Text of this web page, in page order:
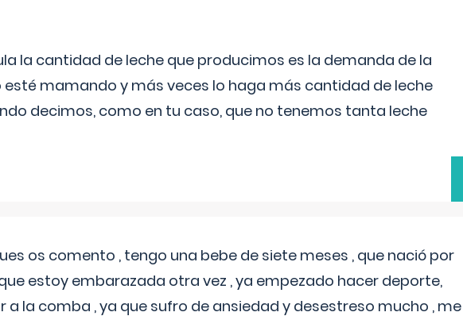
la cantidad de leche que producimos es la demanda de la
mamando y más veces lo haga más cantidad de leche
decimos, como en tu caso, que no tenemos tanta leche
os comento , tengo una bebe de siete meses , que nació por
estoy embarazada otra vez , ya empezado hacer deporte,
la comba , ya que sufro de ansiedad y desestreso mucho , me